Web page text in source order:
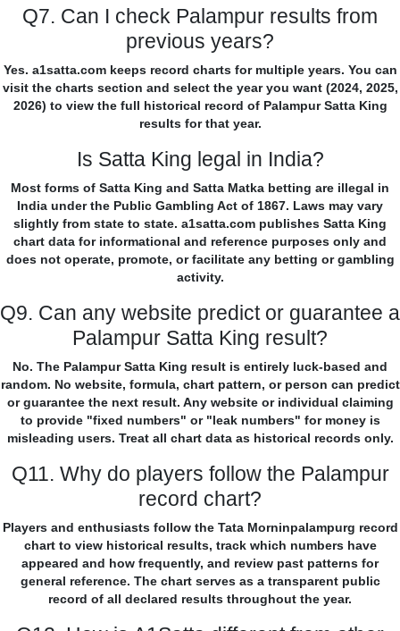
Q7. Can I check Palampur results from
previous years?
Yes. a1satta.com keeps record charts for multiple years. You can
visit the charts section and select the year you want (2024, 2025,
2026) to view the full historical record of Palampur Satta King
results for that year.
Is Satta King legal in India?
Most forms of Satta King and Satta Matka betting are illegal in
India under the Public Gambling Act of 1867. Laws may vary
slightly from state to state. a1satta.com publishes Satta King
chart data for informational and reference purposes only and
does not operate, promote, or facilitate any betting or gambling
activity.
Q9. Can any website predict or guarantee a
Palampur Satta King result?
No. The Palampur Satta King result is entirely luck-based and
random. No website, formula, chart pattern, or person can predict
or guarantee the next result. Any website or individual claiming
to provide "fixed numbers" or "leak numbers" for money is
misleading users. Treat all chart data as historical records only.
Q11. Why do players follow the Palampur
record chart?
Players and enthusiasts follow the Tata Morninpalampurg record
chart to view historical results, track which numbers have
appeared and how frequently, and review past patterns for
general reference. The chart serves as a transparent public
record of all declared results throughout the year.